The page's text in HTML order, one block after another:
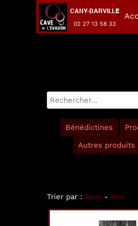
CANY-BARVILLE
02 27 13 58 33
Bénédictines
Autres produits
Trier par : Nom - Prix